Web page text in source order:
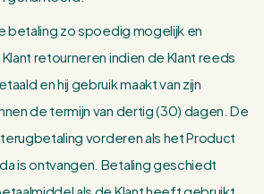
betaling zo spoedig mogelijk en
retourneren indien de Klant reeds
en hij gebruik maakt van zijn
de termijn van dertig (30) dagen. De
vorderen als het Product
is ontvangen. Betaling geschiedt